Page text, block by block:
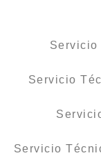
Servicio
Servicio
Servicio